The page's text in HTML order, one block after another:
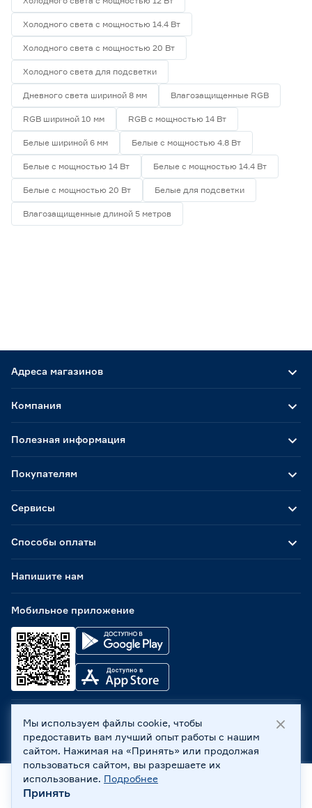
Холодного света с мощностью 14.4 Вт
Холодного света с мощностью 20 Вт
Холодного света для подсветки
Дневного света шириной 8 мм Влагозащищенные RGB
RGB шириной 10 мм RGB с мощностью 14 Вт
Белые шириной 6 мм Белые с мощностью 4.8 Вт
Белые с мощностью 14 Вт Белые с мощностью 14.4 Вт
Белые с мощностью 20 Вт Белые для подсветки
Влагозащищенные длиной 5 метров
Адреса магазинов
Способы оплаты
Мобильное приложение
Компания
Полезная информация
Покупателям
Сервисы
Напишите нам
ООО «Бауцентр Рус» 2004 -2026, 236029, г. Калининград,
ул. А.Невского, 205. ИНН 7702596813, КПП 390601001 ©
Все права защищены
Политика обработки персональных данных
Правовая информация
Охрана труда
Главная
Мы используем файлы cookie, чтобы
предоставить вам лучший опыт работы с нашим
сайтом. Нажимая на «Принять» или продолжая
пользоваться сайтом, вы разрешаете их
использование. Подробнее
Принять